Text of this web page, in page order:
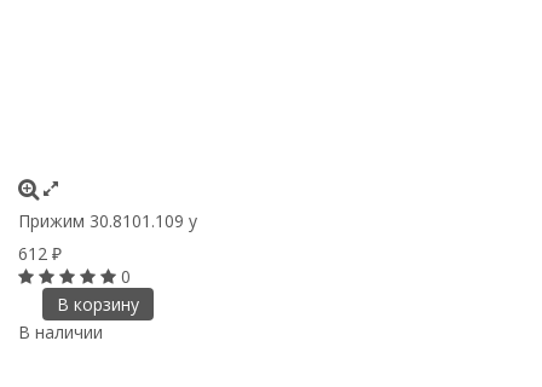
Прижим 30.8101.109 у
612 ₽
0
В корзину
В наличии